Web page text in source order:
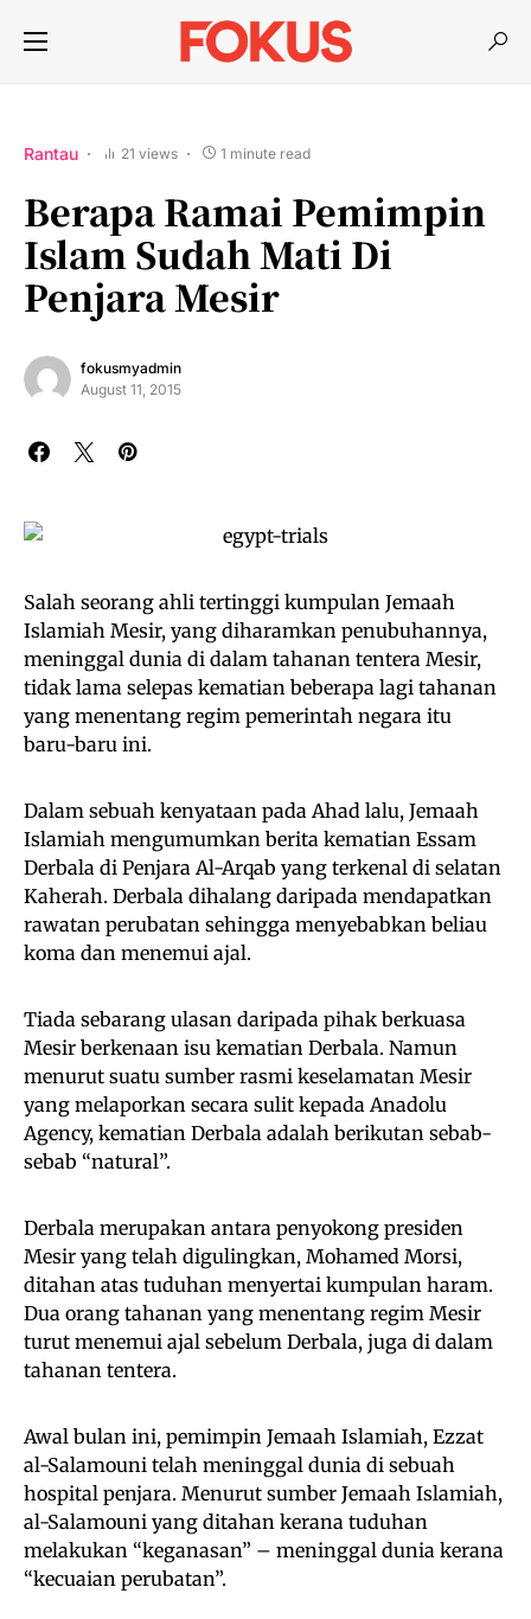
Rantau 21 views 1 minute read
Berapa Ramai Pemimpin
Islam Sudah Mati Di
Penjara Mesir
fokusmyadmin
August 11, 2015
Salah seorang ahli tertinggi kumpulan Jemaah
Islamiah Mesir, yang diharamkan penubuhannya,
meninggal dunia di dalam tahanan tentera Mesir,
tidak lama selepas kematian beberapa lagi tahanan
yang menentang regim pemerintah negara itu
baru-baru ini.
Dalam sebuah kenyataan pada Ahad lalu, Jemaah
Islamiah mengumumkan berita kematian Essam
Derbala di Penjara Al-Arqab yang terkenal di selatan
Kaherah. Derbala dihalang daripada mendapatkan
rawatan perubatan sehingga menyebabkan beliau
koma dan menemui ajal.
Tiada sebarang ulasan daripada pihak berkuasa
Mesir berkenaan isu kematian Derbala. Namun
menurut suatu sumber rasmi keselamatan Mesir
yang melaporkan secara sulit kepada Anadolu
Agency, kematian Derbala adalah berikutan sebab-
sebab “natural”.
Derbala merupakan antara penyokong presiden
Mesir yang telah digulingkan, Mohamed Morsi,
ditahan atas tuduhan menyertai kumpulan haram.
Dua orang tahanan yang menentang regim Mesir
turut menemui ajal sebelum Derbala, juga di dalam
tahanan tentera.
Awal bulan ini, pemimpin Jemaah Islamiah, Ezzat
al-Salamouni telah meninggal dunia di sebuah
hospital penjara. Menurut sumber Jemaah Islamiah,
al-Salamouni yang ditahan kerana tuduhan
melakukan “keganasan” – meninggal dunia kerana
“kecuaian perubatan”.